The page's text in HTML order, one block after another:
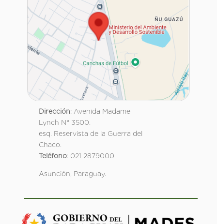
Dirección: Avenida Madame
Lynch N° 3500.
esq. Reservista de la Guerra del
Chaco.
Teléfono: 021 2879000
Asunción, Paraguay.